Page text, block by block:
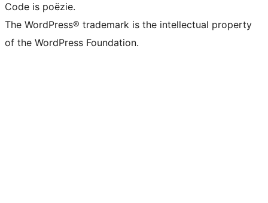
Code is poëzie.
The WordPress® trademark is the intellectual property
of the WordPress Foundation.